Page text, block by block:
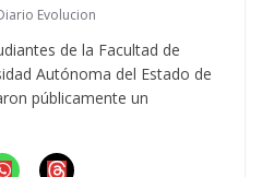
Evolucion
de la Facultad de
Autónoma del Estado de
públicamente un